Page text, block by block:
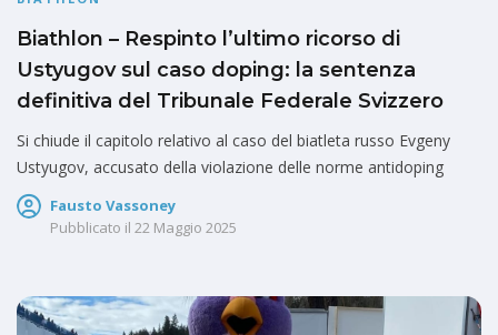
Biathlon – Respinto l’ultimo ricorso di
Ustyugov sul caso doping: la sentenza
definitiva del Tribunale Federale Svizzero
Si chiude il capitolo relativo al caso del biatleta russo Evgeny
Ustyugov, accusato della violazione delle norme antidoping
Fausto Vassoney
Pubblicato il 22 Maggio 2025